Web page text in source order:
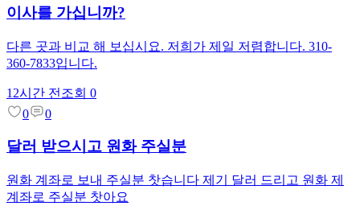
이사를 가십니까?
다른 곳과 비교 해 보십시요. 저희가 제일 저렴합니다. 310-
360-7833입니다.
12시간 전 조회 0
0
0
달러 받으시고 원화 주실분
원화 계좌로 보내 주실분 찻습니다 제기 달러 드리고 원화 제
계좌로 주실분 찻아요